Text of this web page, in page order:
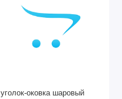
уголок-оковка шаровый